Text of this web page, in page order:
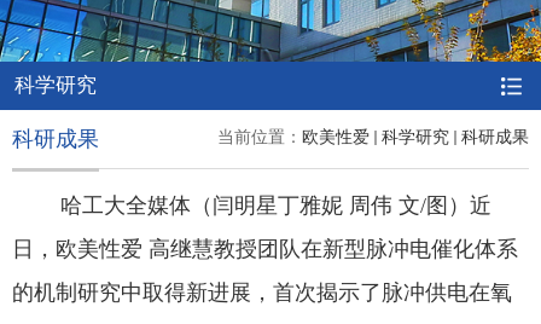
科学研究
当前位置： 欧美性爱 科学研究 科研成果
科研成果
哈工大全媒体（ 闫明星丁雅妮 周伟 文/图）近
日，欧美性爱 高继慧教授团队在新型脉冲电催化体系
的机制 研究中取得新进展 ，首次揭示了脉冲供电在氧